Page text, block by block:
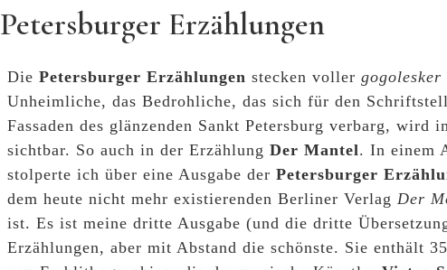
Petersburger Erzählungen
DiePetersburger Erzählungen stecken vollergogolesker
Unheimliche, das Bedrohliche, das sich für den
Fassaden des glänzenden Sankt Petersburg verbarg, wird
sichtbar. So auch in der ErzählungDer Mantel. In einem
stolperte ich über eine Ausgabe derPetersburger
dem heute nicht mehr existierenden Berliner Verlag Der
ist. Es ist meine dritte Ausgabe (und die dritte
Erzählungen, aber mit Abstand die schönste. Sie enthält